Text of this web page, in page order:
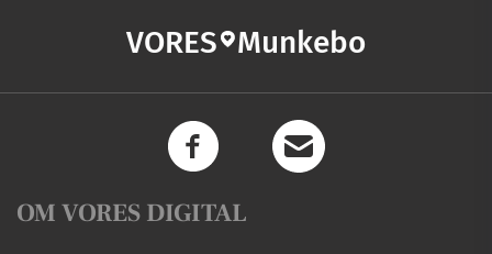
VORES Munkebo
OM VORES DIGITAL